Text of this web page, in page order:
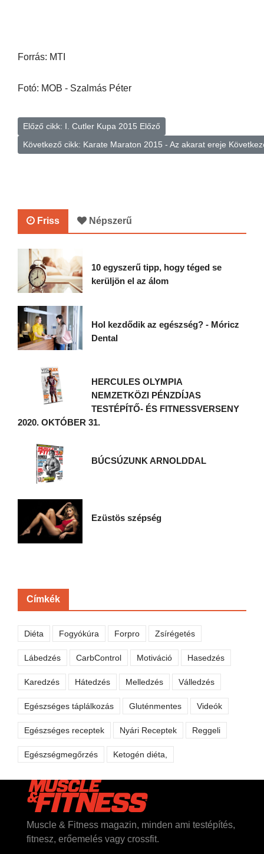
Forrás: MTI
Fotó: MOB - Szalmás Péter
Előző cikk: I. Cutler Kupa 2015 Előző
Következő cikk: Karate Maraton 2015 - Az akarat ereje
Friss Népszerű
10 egyszerű tipp, hogy téged se
kerüljön el az álom
Hol kezdődik az egészség? - Móricz
Dental
HERCULES OLYMPIA
NEMZETKÖZI PÉNZDÍJAS
TESTÉPÍTŐ- ÉS FITNESSVERSENY
2020. OKTÓBER 31.
BÚCSÚZUNK ARNOLDDAL
Ezüstös szépség
Címkék
Diéta Fogyókúra Forpro Zsírégetés
Lábedzés CarbControl Motiváció Hasedzés
Karedzés Hátedzés Melledzés Válledzés
Egészséges táplálkozás Gluténmentes Videók
Egészséges receptek Nyári Receptek Reggeli
Egészségmegőrzés Ketogén diéta,
Muscle & Fitness magazin, minden ami testépítés,
fitnesz, erőemelés vagy crossfit.